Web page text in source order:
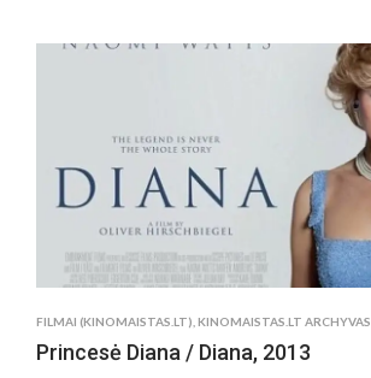
RETROSPEKTYVĄ
FILMAS
FILMAI (KINOMAISTAS.LT) KINOMAISTAS.LT ARCHYVAS
Princesė Diana / Diana, 2013